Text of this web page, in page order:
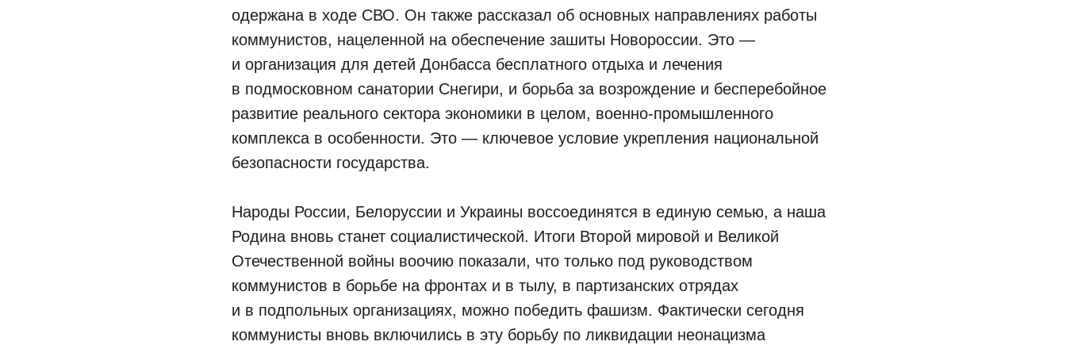
одержана в ходе СВО. Он также рассказал об основных направлениях работы
коммунистов, нацеленной на обеспечение зашиты Новороссии. Это —
и организация для детей Донбасса бесплатного отдыха и лечения
в подмосковном санатории Снегири, и борьба за возрождение и бесперебойное
развитие реального сектора экономики в целом, военно-промышленного
комплекса в особенности. Это — ключевое условие укрепления национальной
безопасности государства.
Народы России, Белоруссии и Украины воссоединятся в единую семью, а наша
Родина вновь станет социалистической. Итоги Второй мировой и Великой
Отечественной войны воочию показали, что только под руководством
коммунистов в борьбе на фронтах и в тылу, в партизанских отрядах
и в подпольных организациях, можно победить фашизм. Фактически сегодня
коммунисты вновь включились в эту борьбу по ликвидации неонацизма